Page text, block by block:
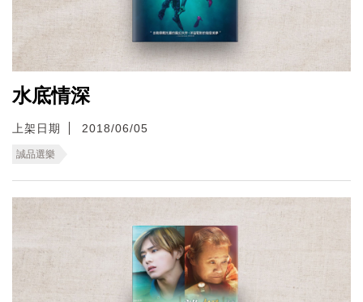
水底情深
上架日期 2018/06/05
誠品選樂